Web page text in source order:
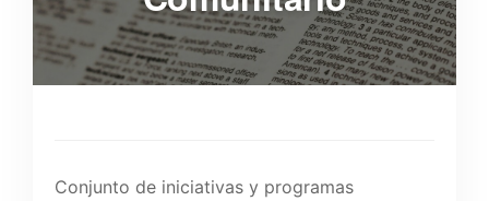
Conjunto de iniciativas y programas